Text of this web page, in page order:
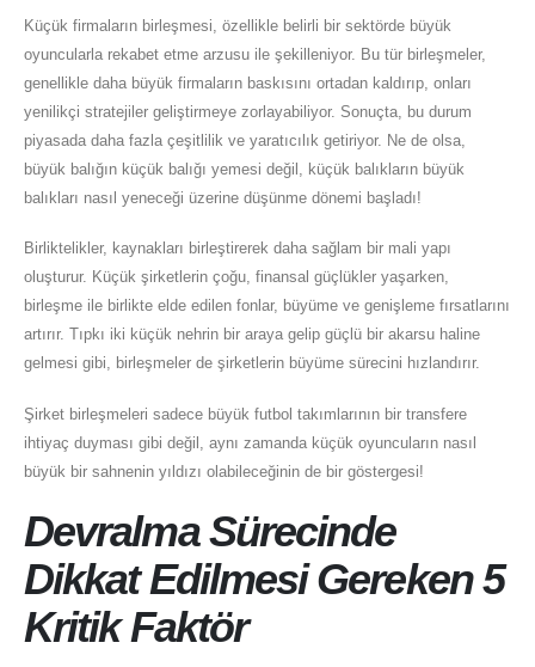
Küçük firmaların birleşmesi, özellikle belirli bir sektörde büyük
oyuncularla rekabet etme arzusu ile şekilleniyor. Bu tür birleşmeler,
genellikle daha büyük firmaların baskısını ortadan kaldırıp, onları
yenilikçi stratejiler geliştirmeye zorlayabiliyor. Sonuçta, bu durum
piyasada daha fazla çeşitlilik ve yaratıcılık getiriyor. Ne de olsa,
büyük balığın küçük balığı yemesi değil, küçük balıkların büyük
balıkları nasıl yeneceği üzerine düşünme dönemi başladı!
Birliktelikler, kaynakları birleştirerek daha sağlam bir mali yapı
oluşturur. Küçük şirketlerin çoğu, finansal güçlükler yaşarken,
birleşme ile birlikte elde edilen fonlar, büyüme ve genişleme fırsatlarını
artırır. Tıpkı iki küçük nehrin bir araya gelip güçlü bir akarsu haline
gelmesi gibi, birleşmeler de şirketlerin büyüme sürecini hızlandırır.
Şirket birleşmeleri sadece büyük futbol takımlarının bir transfere
ihtiyaç duyması gibi değil, aynı zamanda küçük oyuncuların nasıl
büyük bir sahnenin yıldızı olabileceğinin de bir göstergesi!
Devralma Sürecinde
Dikkat Edilmesi Gereken 5
Kritik Faktör